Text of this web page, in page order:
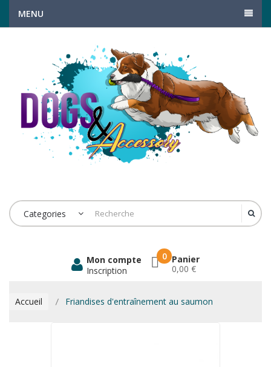
MENU
Categories
0 Panier
0,00 €
Mon compte
Inscription
Accueil Friandises d'entraînement au saumon